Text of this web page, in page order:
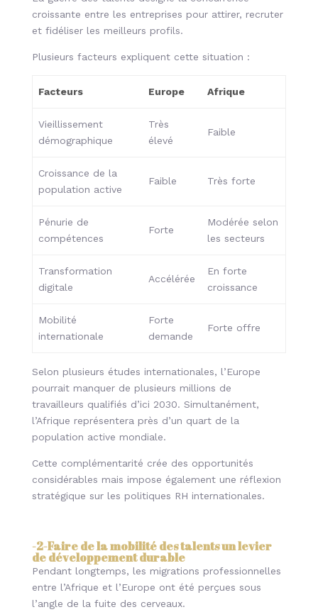
croissante entre les entreprises pour attirer, recruter
et fidéliser les meilleurs profils.
Plusieurs facteurs expliquent cette situation :
Facteurs Europe Afrique
Vieillissement
démographique
Très
élevé
Faible
Croissance de la
population active
Faible Très forte
Pénurie de
compétences
Forte
Modérée selon
les secteurs
Transformation
digitale
Accélérée
En forte
croissance
Mobilité
internationale
Forte
demande
Forte offre
Selon plusieurs études internationales, l’Europe
pourrait manquer de plusieurs millions de
travailleurs qualifiés d’ici 2030. Simultanément,
l’Afrique représentera près d’un quart de la
population active mondiale.
Cette complémentarité crée des opportunités
considérables mais impose également une réflexion
stratégique sur les politiques RH internationales.
-2-Faire de la mobilité des talents un levier
de développement durable
Pendant longtemps, les migrations professionnelles
entre l’Afrique et l’Europe ont été perçues sous
l’angle de la fuite des cerveaux.